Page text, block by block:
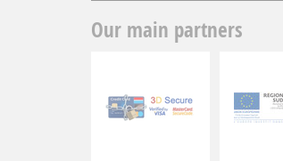
Our main partners